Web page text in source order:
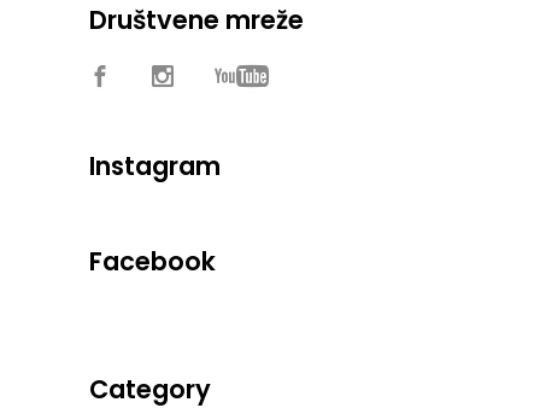
Društvene mreže
Instagram
Facebook
Category